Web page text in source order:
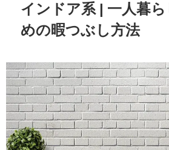
インドア系 | 一人暮
めの暇つぶし方法